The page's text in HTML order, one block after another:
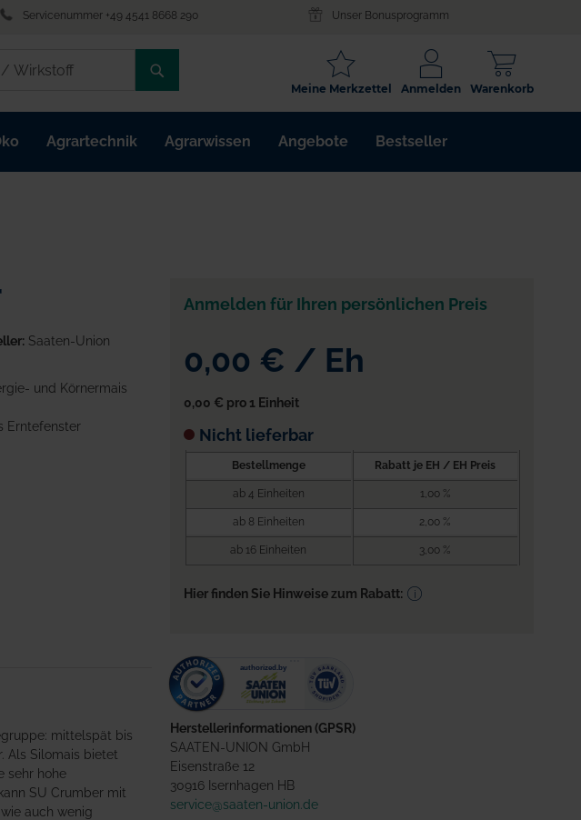
Servicenummer +49 4541 8668 290 Unser Bonusprogramm
/
ARTIKELNR.
/
Warenkorb
Anmelden
Meine Merkzettel
Agrartechnik Agrarwissen Angebote Bestseller
Saaten-Union
und Körnermais
Erntefenster
mittelspät bis
Als Silomais bietet
sehr hohe
SU Crumber mit
auch wenig
Anmelden für Ihren persönlichen Preis
0,00 € / Eh
0,00 € pro 1 Einheit
Nicht lieferbar
Bestellmenge Rabatt je EH / EH Preis
ab 4 Einheiten 1,00 %
ab 8 Einheiten 2,00 %
ab 16 Einheiten 3,00 %
Hier finden Sie Hinweise zum Rabatt:
Herstellerinformationen (GPSR)
SAATEN-UNION GmbH
Eisenstraße 12
30916 Isernhagen HB
service@saaten-union.de